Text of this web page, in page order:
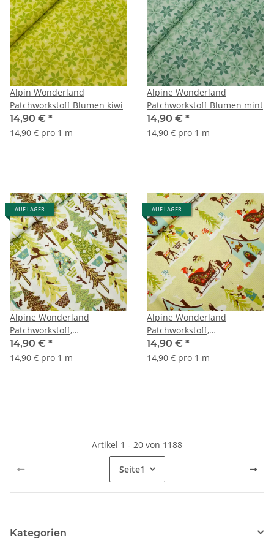
Alpin Wonderland
Patchworkstoff Blumen kiwi
14,90 € *
14,90 € pro 1 m
Alpine Wonderland
Patchworkstoff Blumen mint
14,90 € *
14,90 € pro 1 m
AUF LAGER
Alpine Wonderland
Patchworkstoff,
Waldlandschaft mit Tieren,
grün, braun, weiß
14,90 € *
14,90 € pro 1 m
AUF LAGER
Alpine Wonderland
Patchworkstoff,
weihnachtliches Dorf, grün
14,90 € *
14,90 € pro 1 m
Artikel 1 - 20 von 1188
Seite1
Kategorien